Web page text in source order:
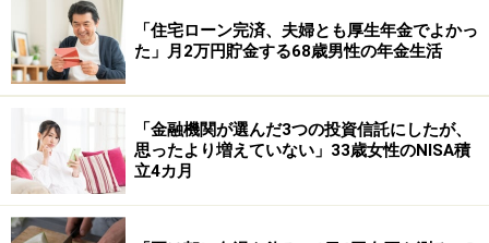
ころがある。（上司からは）ボーナスがあるだけでもあ
りがたいと思っていただきたいという発言があった」と
語っています。
「ボーナスは税金とインプラントで消え
る。定年後の保障がない」
今回のボーナスの使い道は「固定資産税7万5600円、自
「住宅ローン完済、夫婦とも厚生年金でよかっ
た」月2万円貯金する68歳男性の年金生活
「金融機関が選んだ3つの投資信託にしたが、
思ったより増えていない」33歳女性のNISA積
立4カ月